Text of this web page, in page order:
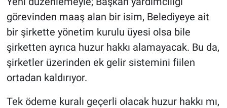
görevinden maaş alan bir isim, Belediyeye ait
bir şirkette yönetim kurulu üyesi olsa bile
şirketten ayrıca huzur hakkı alamayacak. Bu da,
şirketler üzerinden ek gelir sistemini fiilen
ortadan kaldırıyor.
Tek ödeme kuralı geçerli olacak huzur hakkı mı,